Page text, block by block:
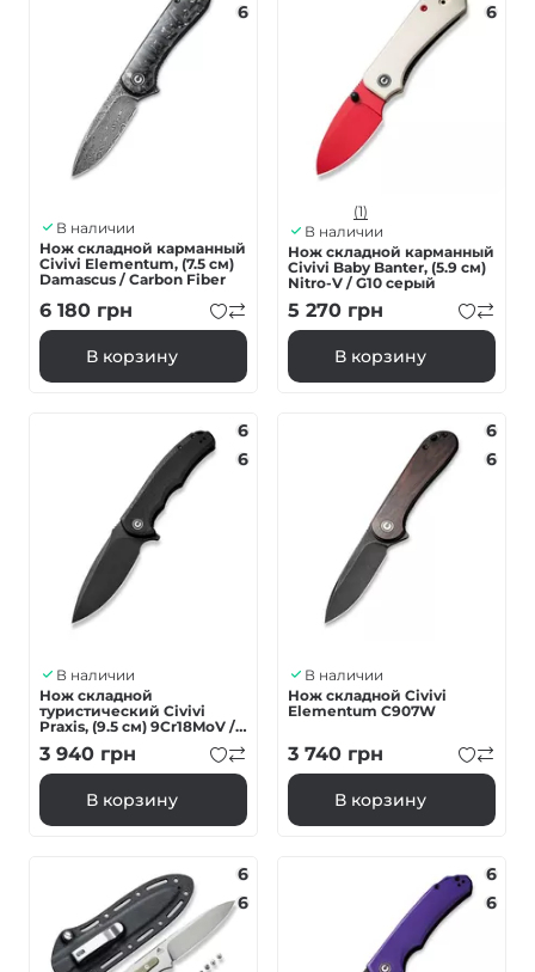
6
В наличии
Нож складной карманный
Civivi Elementum, (7.5 см)
Damascus / Carbon Fiber
6 180 грн
В корзину
6
(1)
В наличии
Нож складной карманный
Civivi Baby Banter, (5.9 см)
Nitro-V / G10 серый
5 270 грн
В корзину
6
6
В наличии
Нож складной
туристический Civivi
Praxis, (9.5 см) 9Cr18MoV /
G10 черный
3 940 грн
В корзину
6
6
В наличии
Нож складной Civivi
Elementum C907W
3 740 грн
В корзину
6
6
6
6